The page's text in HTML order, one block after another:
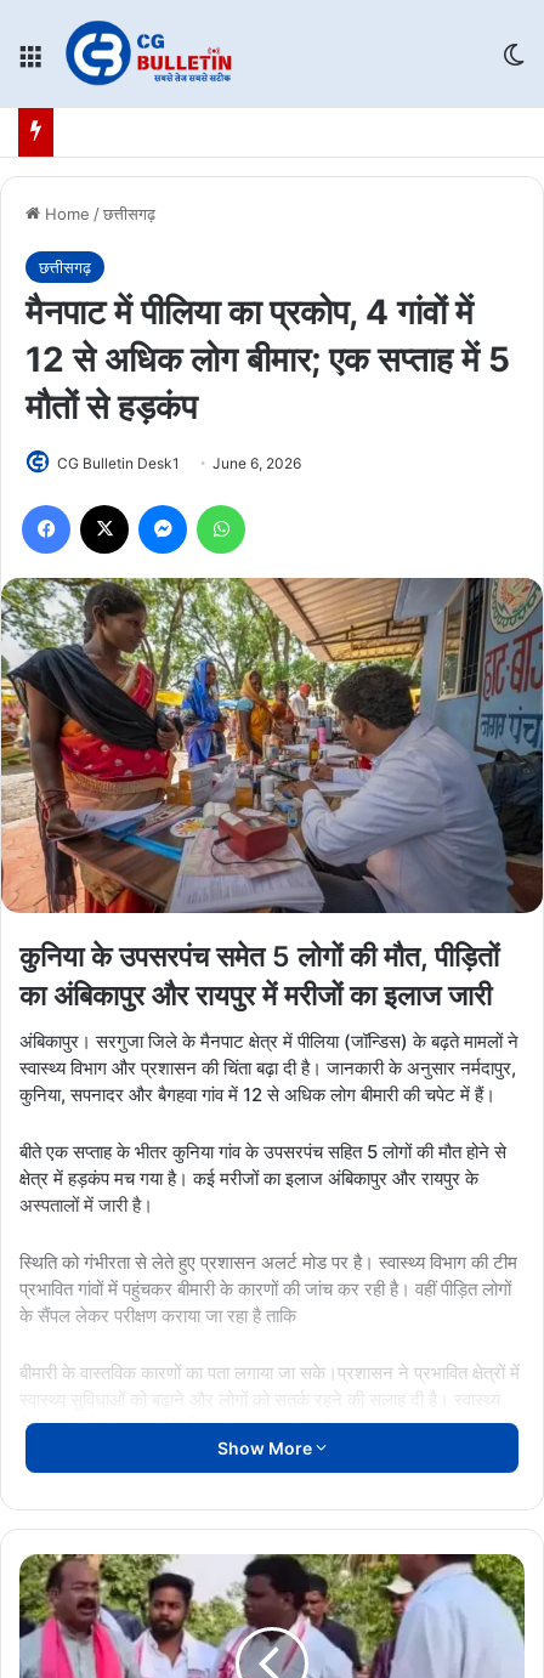
Menu
Home /छत्तीसगढ़
छत्तीसगढ़
मैनपाट में पीलिया का प्रकोप, 4 गांवों में
12 से अधिक लोग बीमार; एक सप्ताह में 5
मौतों से हड़कंप
CG Bulletin Desk1 June 6, 2026
Facebook Messenger
कुनिया के उपसरपंच समेत 5 लोगों की मौत, पीड़ितों
का अंबिकापुर और रायपुर में मरीजों का इलाज जारी
अंबिकापुर। सरगुजा जिले के मैनपाट क्षेत्र में पीलिया (जॉन्डिस) के बढ़ते मामलों ने
स्वास्थ्य विभाग और प्रशासन की चिंता बढ़ा दी है। जानकारी के अनुसार नर्मदापुर,
कुनिया, सपनादर और बैगहवा गांव में 12 से अधिक लोग बीमारी की चपेट में हैं।
बीते एक सप्ताह के भीतर कुनिया गांव के उपसरपंच सहित 5 लोगों की मौत होने से
क्षेत्र में हड़कंप मच गया है। कई मरीजों का इलाज अंबिकापुर और रायपुर के
अस्पतालों में जारी है।
स्थिति को गंभीरता से लेते हुए प्रशासन अलर्ट मोड पर है। स्वास्थ्य विभाग की टीम
प्रभावित गांवों में पहुंचकर बीमारी के कारणों की जांच कर रही है। वहीं पीड़ित लोगों
के सैंपल लेकर परीक्षण कराया जा रहा है ताकि
बीमारी के वास्तविक कारणों का पता लगाया जा सके।प्रशासन ने प्रभावित क्षेत्रों में
स्वास्थ्य सुविधाओं को बढ़ाने और लोगों को सतर्क रहने की सलाह दी है। स्वास्थ्य
विभाग की टीम लगातार स्थिति पर नजर बनाए हुए है।
Ambikapur AmbikapurNews
Jaundice JaundiceOutbreak
Mainpat MainpatNews Surguja
Show More
कांकेर-
नरहरपुर
सड़क
निर्माण
में